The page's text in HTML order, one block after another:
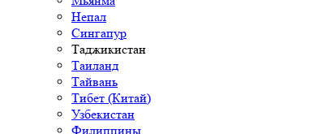
Непал
Сингапур
Таджикистан
Таиланд
Тайвань
Тибет (Китай)
Узбекистан
Филиппины